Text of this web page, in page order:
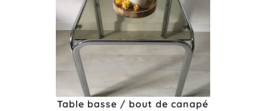
Table basse / bout de canapé